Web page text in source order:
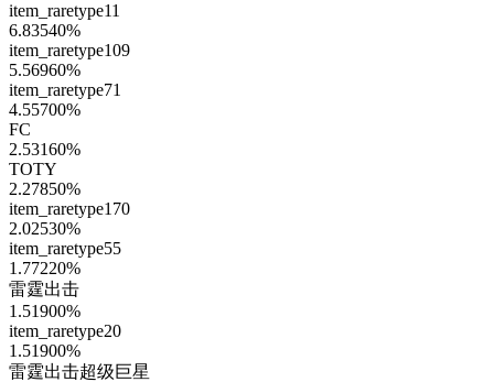
item_raretype11
6.83540%
item_raretype109
5.56960%
item_raretype71
4.55700%
FC
2.53160%
TOTY
2.27850%
item_raretype170
2.02530%
item_raretype55
1.77220%
雷霆出击
1.51900%
item_raretype20
1.51900%
雷霆出击超级巨星